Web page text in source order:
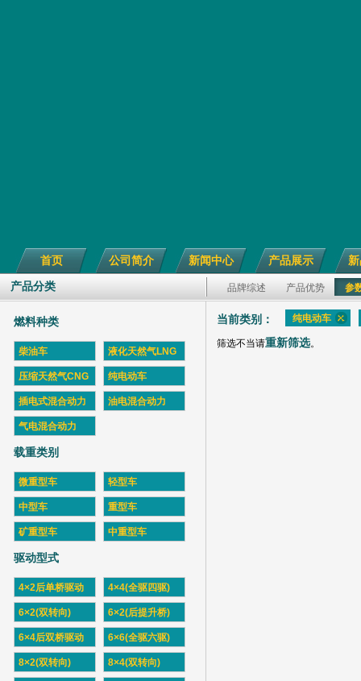
首页 公司简介 新闻中心 产品展示
产品分类 品牌综述 产品优势 参
燃料种类
柴油车 液化天然气LNG
压缩天然气CNG 纯电动车
插电式混合动力 油电混合动力
气电混合动力
载重类别
微重型车 轻型车
中型车 重型车
矿重型车 中重型车
驱动型式
4×2后单桥驱动 4×4(全驱四驱)
6×2(双转向) 6×2(后提升桥)
6×4后双桥驱动 6×6(全驱六驱)
8×2(双转向) 8×4(双转向)
当前类别： 纯电动车
筛选不当请重新筛选。